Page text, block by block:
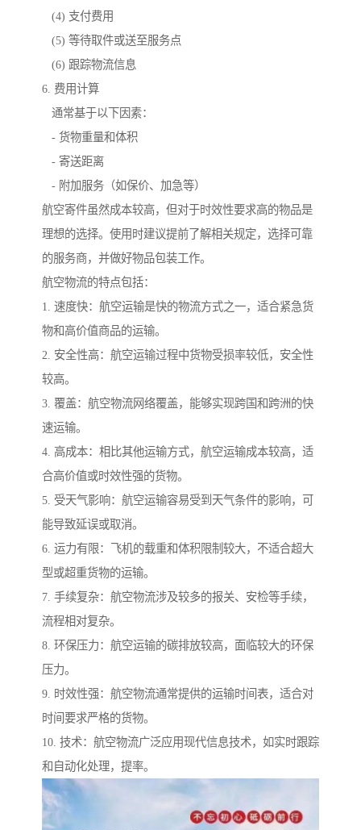
(4) 支付费用
(5) 等待取件或送至服务点
(6) 跟踪物流信息
6. 费用计算
通常基于以下因素：
- 货物重量和体积
- 寄送距离
- 附加服务（如保价、加急等）
航空寄件虽然成本较高，但对于时效性要求高的物品是
理想的选择。使用时建议提前了解相关规定，选择可靠
的服务商，并做好物品包装工作。
航空物流的特点包括：
1. 速度快：航空运输是快的物流方式之一，适合紧急货
物和高价值商品的运输。
2. 安全性高：航空运输过程中货物受损率较低，安全性
较高。
3. 覆盖：航空物流网络覆盖，能够实现跨国和跨洲的快
速运输。
4. 高成本：相比其他运输方式，航空运输成本较高，适
合高价值或时效性强的货物。
5. 受天气影响：航空运输容易受到天气条件的影响，可
能导致延误或取消。
6. 运力有限：飞机的载重和体积限制较大，不适合超大
型或超重货物的运输。
7. 手续复杂：航空物流涉及较多的报关、安检等手续，
流程相对复杂。
8. 环保压力：航空运输的碳排放较高，面临较大的环保
压力。
9. 时效性强：航空物流通常提供的运输时间表，适合对
时间要求严格的货物。
10. 技术：航空物流广泛应用现代信息技术，如实时跟踪
和自动化处理，提率。